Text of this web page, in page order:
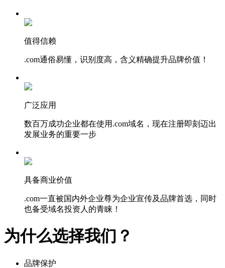
值得信赖
.com通俗易懂，识别度高，含义精确提升品牌价值！
广泛应用
数百万成功企业都在使用.com域名，现在注册即刻迈出
发展业务的重要一步
具备商业价值
.com一直被国内外企业尊为企业宣传及品牌首选，同时
也备受域名投资人的青睐！
为什么选择我们？
品牌保护